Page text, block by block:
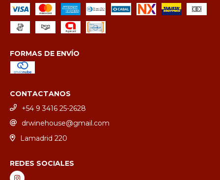
FORMAS DE ENVÍO
CONTACTANOS
+54 9 3416 25-2628
drwinehouse@gmail.com
Lamadrid 220
REDES SOCIALES